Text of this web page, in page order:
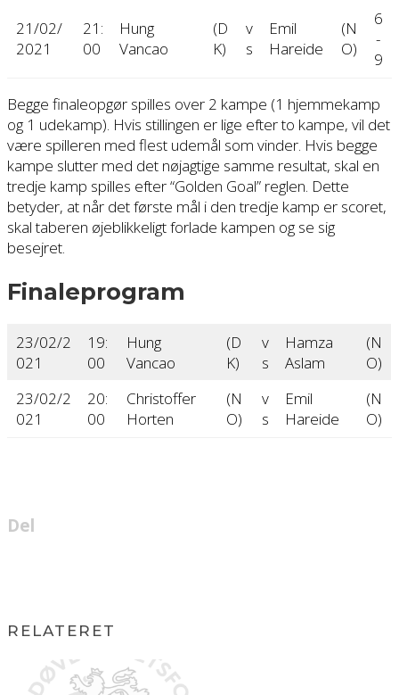
21/02/
2021
21:
00
Hung
Vancao
(D
K)
v
s
Emil
Hareide
(N
O)
6
-
9
Begge finaleopgør spilles over 2 kampe (1 hjemmekamp
og 1 udekamp). Hvis stillingen er lige efter to kampe, vil det
være spilleren med flest udemål som vinder. Hvis begge
kampe slutter med det nøjagtige samme resultat, skal en
tredje kamp spilles efter “Golden Goal” reglen. Dette
betyder, at når det første mål i den tredje kamp er scoret,
skal taberen øjeblikkeligt forlade kampen og se sig
besejret.
Finaleprogram
23/02/2
021
19:
00
Hung
Vancao
(D
K)
v
s
Hamza
Aslam
(N
O)
23/02/2
021
20:
00
Christoffer
Horten
(N
O)
v
s
Emil
Hareide
(N
O)
Del
RELATERET